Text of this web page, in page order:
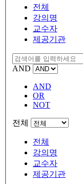
전체
강의명
교수자
제공기관
AND
AND
OR
NOT
전체
전체
강의명
교수자
제공기관